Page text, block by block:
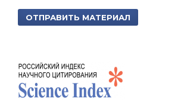
ОТПРАВИТЬ МАТЕРИАЛ